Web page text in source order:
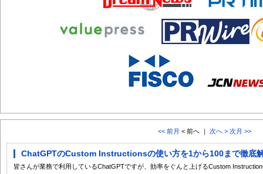
<< 前月 < 前へ ｜ 次へ > 次月 >>
ChatGPTのCustom Instructionsの使い方を1から100まで徹底
皆さんが業務で利用しているChatGPTですが、効率をぐんと上げるCustom